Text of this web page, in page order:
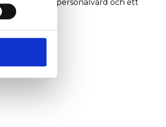
förstärks, personalvård och ett